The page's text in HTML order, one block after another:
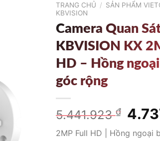
TRANG CHỦ / SẢN PHẨM
KBVISION
Camera Quan
KBVISION KX
HD – Hồng
góc rộng
5.441.923₫
Giá
gốc
là:
2MP Full HD | Hồng ngoại